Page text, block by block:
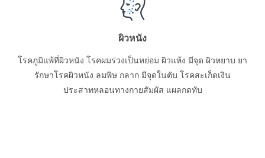
ผิวหนัง
โรคภูมิแพ้ที่ผิวหนัง โรคผมร่วงเป็นหย่อม ผิวแห้ง มีจุด ผิวหยาบ ยา
รักษาโรคผิวหนัง ลมพิษ กลาก มีจุดในตับ โรคสะเก็ดเงิน
ประสาทหลอนทางกายสัมผัส แผลกดทับ